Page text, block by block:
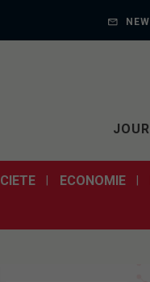
ECONOMIE